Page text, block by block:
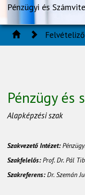
Pénzügyi és
Pénzügy és
Alapképzési szak
Szakvezető Intézet:
Szakfelelős:Prof. Dr. Pál
Szakreferens:Dr. Szemán